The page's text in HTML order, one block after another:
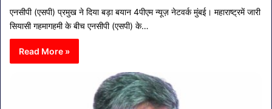
एनसीपी (एसपी) प्रमुख ने दिया बड़ा बयान 4पीएम न्यूज़ नेटवर्क मुंबई। महाराष्ट्रमें जारी
सियासी गहमागहमी के बीच एनसीपी (एसपी) के…
Read More »